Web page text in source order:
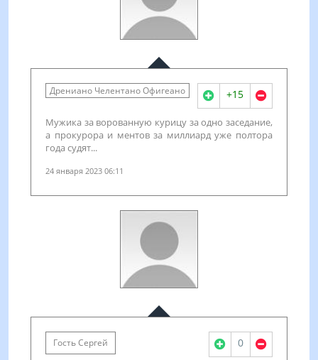
Дрениано Челентано Офигеано +15
Мужика за ворованную курицу за одно заседание,
а прокурора и ментов за миллиард уже полтора
года судят...
24 января 2023 06:11
Гость Сергей 0